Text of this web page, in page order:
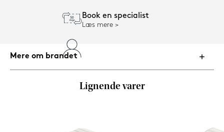
Book en specialist
Læs mere
Mere om brandet
Lignende varer